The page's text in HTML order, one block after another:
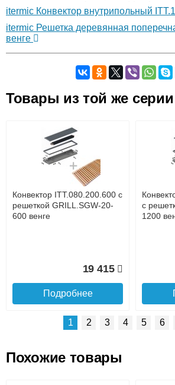
itermic Конвектор внутрипольный
itermic Решетка деревянная
венге
Оставьте отзыв
Доставка сантехники по Москве и
Наличный расчёт
Банковской картой на сайте в
времени
Банковской картой при
доставке, так и самовывозом
Интернет-деньгами (Yandex-
Qiwi-кошельки и другие).
Безналичный расчёт (возможно
Товары из той же серии
Конвектор ITT.080.200.600 с
решеткой GRILL.SGW-20-
600 венге
19 415
Подробнее
с
1200
1 2 3 4 5 6
Похожие товары